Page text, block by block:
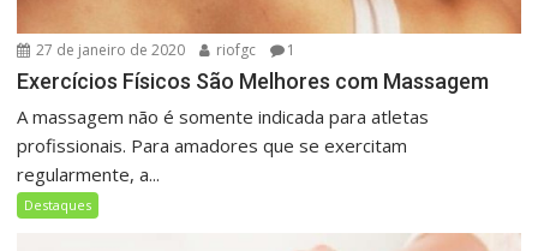
27 de janeiro de 2020 riofgc 1
Exercícios Físicos São Melhores com Massagem
A massagem não é somente indicada para atletas
profissionais. Para amadores que se exercitam
regularmente, a...
Destaques